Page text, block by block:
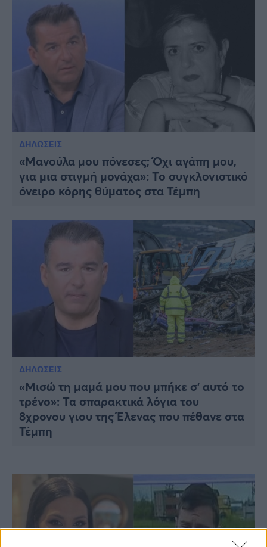
ΔΗΛΩΣΕΙΣ
«Μανούλα μου πόνεσες; Όχι αγάπη μου,
για μια στιγμή μονάχα»: Το συγκλονιστικό
όνειρο κόρης θύματος στα Τέμπη
ΔΗΛΩΣΕΙΣ
«Μισώ τη μαμά μου που μπήκε σ’ αυτό το
τρένο»: Τα σπαρακτικά λόγια του
8χρονου γιου της Έλενας που πέθανε στα
Τέμπη